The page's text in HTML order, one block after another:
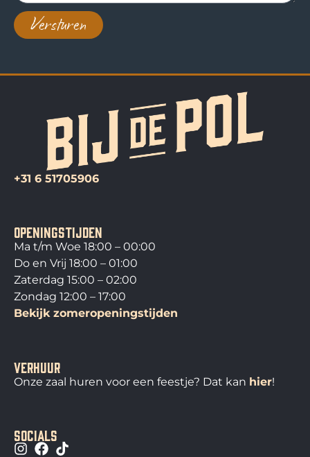
Versturen
+31 6 51705906
openingstijden
Ma t/m Woe 18:00 – 00:00
Do en Vrij 18:00 – 01:00
Zaterdag 15:00 – 02:00
Zondag 12:00 – 17:00
Bekijk zomeropeningstijden
verhuur
Onze zaal huren voor een feestje? Dat kan hier!
socials